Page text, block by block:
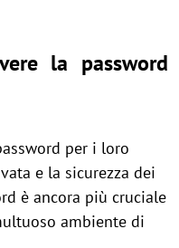
la password
per i loro
e la sicurezza dei
è ancora più cruciale
ambiente di